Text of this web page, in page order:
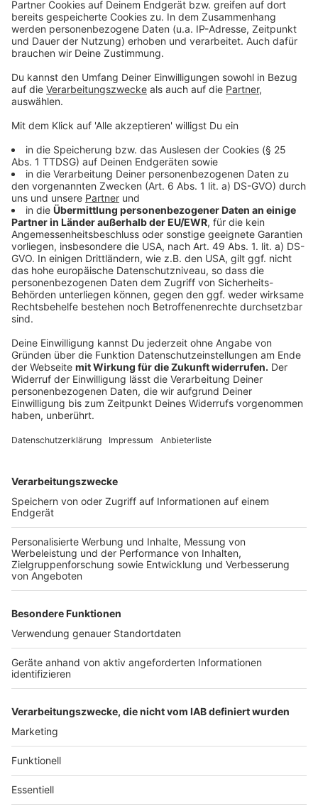
Anzeige
Kritik an der Nutzung von KI
Anzeige
Trotz der Erfolge gibt es auch erhebliche Kritik an der
Nutzung von KI durch die Polizei. Besonders die
Zusammenarbeit mit der Firma Palantir sorgt für
Diskussionen. Datenschützer und die Opposition
kritisieren, dass Palantir dem Multimilliardär Peter
Thiel gehört, einem prominenten Unterstützer vom
US-Präsident Donald Trump . Zudem ist die Software
äußerst kostspielig: Für sechs Jahre Nutzung zahlt das
Land NRW 39 Millionen Euro. Datenschützer sehen
außerdem kritisch, dass Palantir polizeiliche
Datenbanken miteinander verknüpft, was potenziell
Anzeige
Das sind Zukunftsperspektiven
Die geplante Ausweitung des KI-Einsatzes zeigt, dass
die Polizei in NRW verstärkt auf technologische
Innovationen setzt, um ihre Arbeit zu optimieren.
Gleichzeitig bleibt die Debatte um Datenschutz und
Kosten ein zentraler Punkt, der auch in Zukunft für
Diskussionen sorgen dürfte.
Die neuen KI-Server sollen noch in diesem Jahr in
Betrieb genommen werden. Ob sie die Erwartungen
erfüllen und die Ermittlungsarbeit tatsächlich
revolutionieren können, wird sich in der Praxis zeigen
Autoren: José Narciandi & Joachim Schultheis